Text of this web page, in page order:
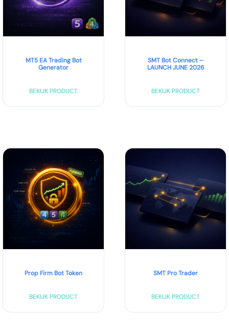
MT5 EA Trading Bot
Generator
BEKIJK PRODUCT
SMT Bot Connect –
LAUNCH JUNE 2026
BEKIJK PRODUCT
Prop Firm Bot Token
BEKIJK PRODUCT
SMT Pro Trader
BEKIJK PRODUCT